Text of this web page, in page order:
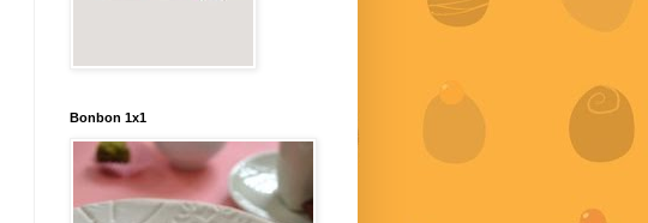
Bonbon 1x1